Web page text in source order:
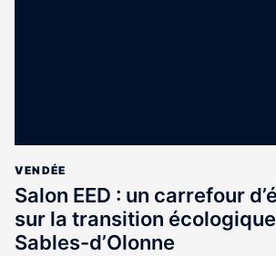
VENDÉE
Salon EED : un carrefour
sur la transition
Sables-d’Olonne